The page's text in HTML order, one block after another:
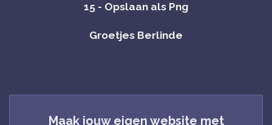
15 - Opslaan als Png
Groetjes Berlinde
Maak jouw eigen website met